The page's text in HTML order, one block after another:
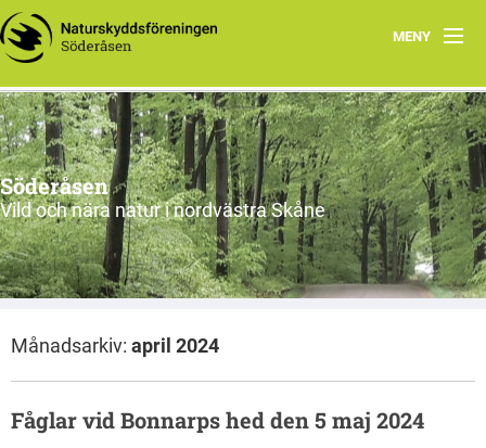
MENY
Ekbacken får rovdjursavvisande stängsel
Program
Aktuellt
Om oss
Utflykter
Söderåsen
Vild och nära natur i nordvästra Skåne
Månadsarkiv: april 2024
Fåglar vid Bonnarps hed den 5 maj 2024